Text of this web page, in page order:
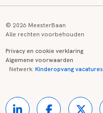
Kinderopvang
Zij-instroom informatie
Registreren
Onderwijs links
© 2026 MeesterBaan
Alle rechten voorbehouden
Privacy en cookie verklaring
Algemene voorwaarden
Netwerk:Kinderopvang vacatures